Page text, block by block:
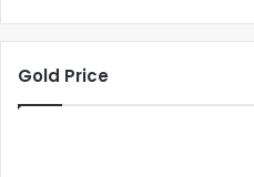
Gold Price